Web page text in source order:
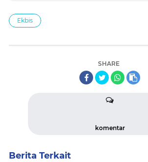
Ekbis
SHARE
komentar
Berita Terkait